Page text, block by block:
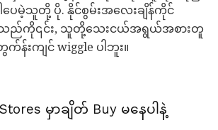
ါပေမဲ့သူတို့ ပို. နိုင်စွမ်းအလေးချိန်ကိုင်
သည်ကို၎င်း, သူတို့သေးငယ်အရွယ်အစားတူ
န်းကျင် wiggle ပါဘူး။
မှာချိတ် Buy မနေပါနဲ့